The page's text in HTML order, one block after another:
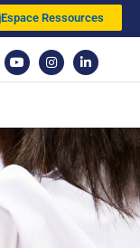
Espace Ressources